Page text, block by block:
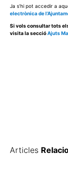
Ja s’hi pot accedir a
electrònica de
Si vols consultar tots
visita la seccióAjuts
Articles